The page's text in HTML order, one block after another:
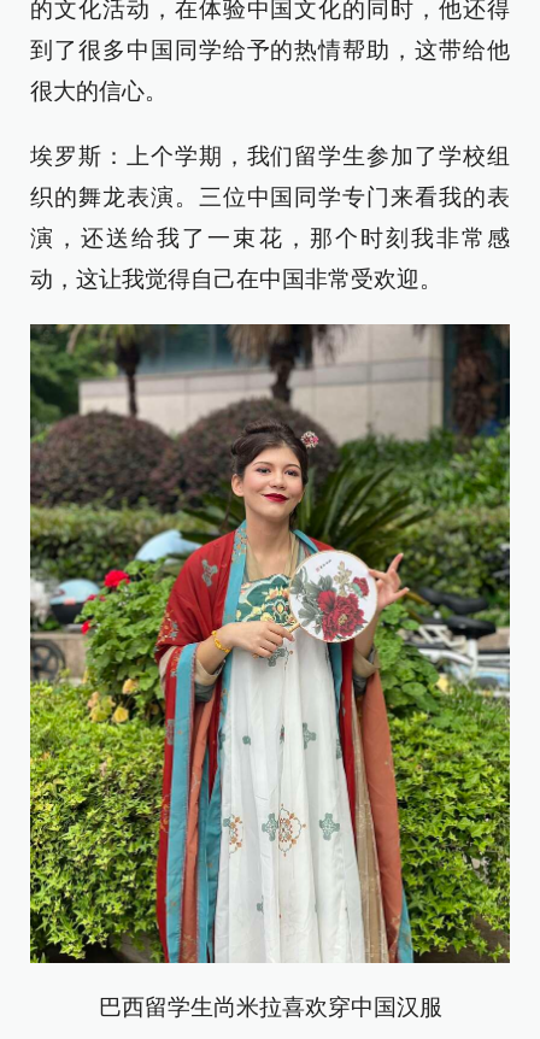
的文化活动，在体验中国文化的同时，他还得
到了很多中国同学给予的热情帮助，这带给他
很大的信心。
埃罗斯：上个学期，我们留学生参加了学校组
织的舞龙表演。三位中国同学专门来看我的表
演，还送给我了一束花，那个时刻我非常感
动，这让我觉得自己在中国非常受欢迎。
巴西留学生尚米拉喜欢穿中国汉服